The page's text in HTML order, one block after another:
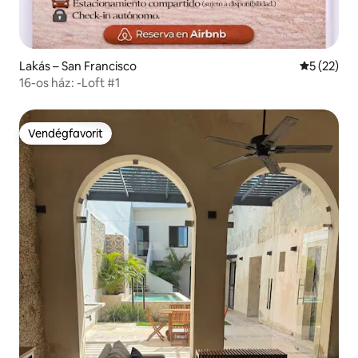
Lakás – San Francisco Átlagos
5 (22)
16-os ház: -Loft #1
Vendégfavorit
Vendégfavorit